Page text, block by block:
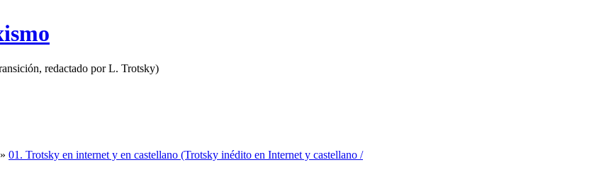
redactado por L. Trotsky)
» 01. Trotsky en internet y en castellano (Trotsky inédito en Internet y castellano /